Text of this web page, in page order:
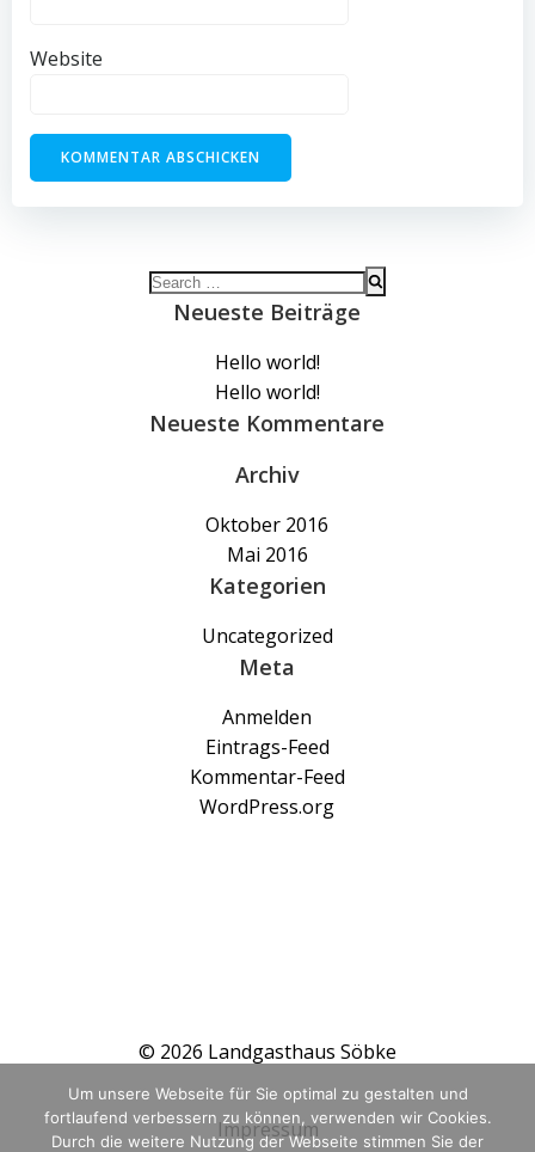
Website
Search
for:Neueste Beiträge
Hello world!
Hello world!
Neueste Kommentare
Archiv
Oktober 2016
Mai 2016
Kategorien
Uncategorized
Meta
Anmelden
Eintrags-Feed
Kommentar-Feed
WordPress.org
© 2026 Landgasthaus Söbke
Impressum
Um unsere Webseite für Sie optimal zu gestalten und
fortlaufend verbessern zu können, verwenden wir Cookies.
Durch die weitere Nutzung der Webseite stimmen Sie der